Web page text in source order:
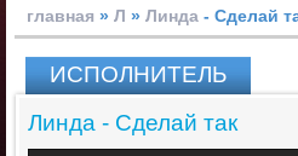
главная » Л » Линда - Сделай
ИСПОЛНИТЕЛЬ
Линда - Сделай так